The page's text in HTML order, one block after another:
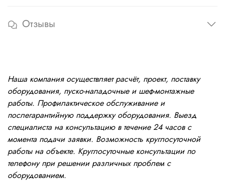
Отзывы
Наша компания осуществляет расчёт, проект, поставку
оборудования, пуско-наладочные и шеф-монтажные
работы. Профилактическое обслуживание и
послегарантийную поддержку оборудования. Выезд
специалиста на консультацию в течение 24 часов с
момента подачи заявки. Возможность круглосуточной
работы на объекте. Круглосуточные консультации по
телефону при решении различных проблем с
оборудованием.